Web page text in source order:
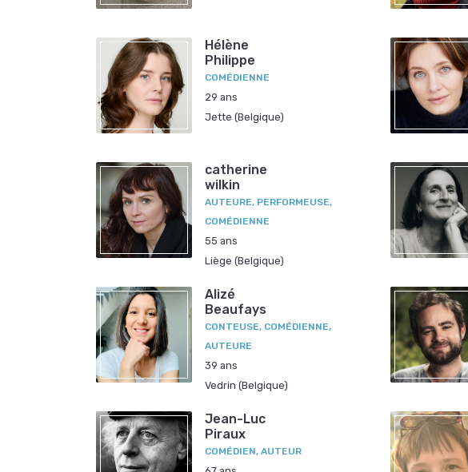
Hélène
Philippe
COMÉDIENNE
29 ans
Jette (Belgique)
catherine
wilkin
AUTEURE, PERFORMEUSE,
COMÉDIENNE
55 ans
Liège (Belgique)
Alizé
Beaufays
CONTEUSE, COMÉDIENNE,
AUTEURE
39 ans
Vedrin (Belgique)
Jean-Luc
Piraux
COMÉDIEN, AUTEUR